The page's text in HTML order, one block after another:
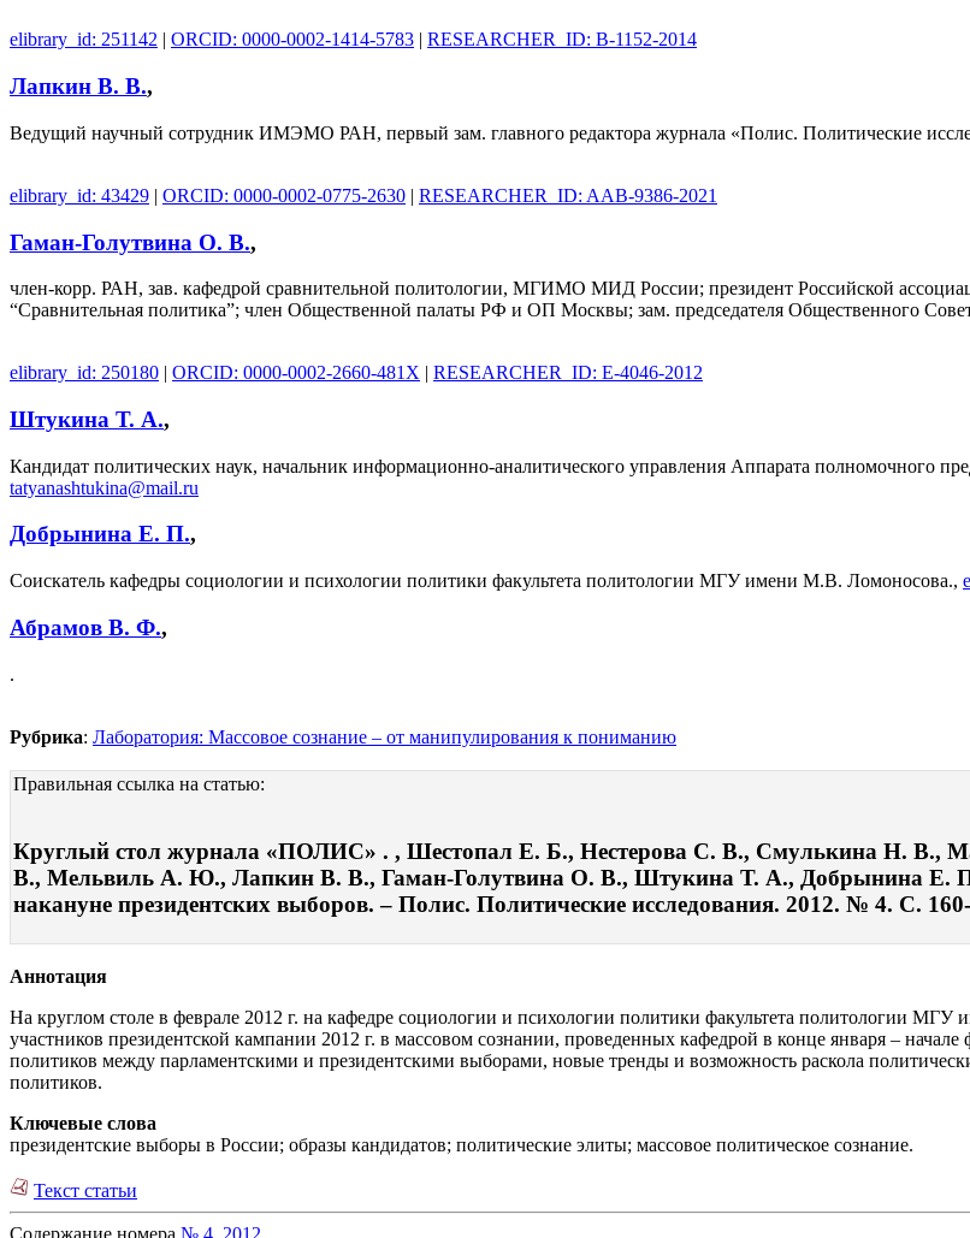
elibrary_id: 251142 | ORCID: 0000-0002-1414-5783 | RESEARCHER_ID: B-1152-2014
Лапкин В. В.,
Ведущий научный сотрудник ИМЭМО РАН, первый зам. главного редактора журнала «Полис. Политические
elibrary_id: 43429 | ORCID: 0000-0002-0775-2630 | RESEARCHER_ID: AAB-9386-2021
Гаман-Голутвина О. В.,
член-корр. РАН, зав. кафедрой сравнительной политологии, МГИМО МИД России; президент Российской
“Сравнительная политика”; член Общественной палаты РФ и ОП Москвы; зам. председателя Общественного
elibrary_id: 250180 | ORCID: 0000-0002-2660-481X | RESEARCHER_ID: E-4046-2012
Штукина Т. А.,
Кандидат политических наук, начальник информационно-аналитического управления Аппарата полномочного
tatyanashtukina@mail.ru
Добрынина Е. П.,
Соискатель кафедры социологии и психологии политики факультета политологии МГУ имени М.В. Ломоносова.,
Абрамов В. Ф.,
.
Рубрика: Лаборатория: Массовое сознание – от манипулирования к пониманию
Правильная ссылка на статью:
Круглый стол журнала «ПОЛИС» . , Шестопал Е. Б., Нестерова С. В., Смулькина Н. В.,
В., Мельвиль А. Ю., Лапкин В. В., Гаман-Голутвина О. В., Штукина Т. А., Добрынина Е.
накануне президентских выборов. – Полис. Политические исследования. 2012. № 4. С.
Аннотация
На круглом столе в феврале 2012 г. на кафедре социологии и психологии политики факультета политологии
участников президентской кампании 2012 г. в массовом сознании, проведенных кафедрой в конце января –
политиков между парламентскими и президентскими выборами, новые тренды и возможность раскола
политиков.
Ключевые слова
президентские выборы в России; образы кандидатов; политические элиты; массовое политическое сознание.
Текст статьи
Содержание номера № 4, 2012